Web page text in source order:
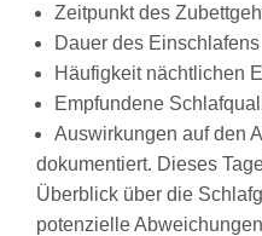
Zeitpunkt des
Dauer des Einschlafens
Häufigkeit nächtlichen
Empfundene
Auswirkungen auf den
dokumentiert. Dieses
Überblick über die
potenzielle